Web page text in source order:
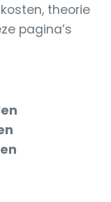
theorie
pagina’s